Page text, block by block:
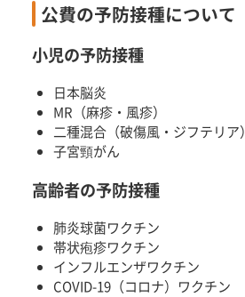
公費の予防接種について
小児の予防接種
日本脳炎
MR（麻疹・風疹）
二種混合（破傷風・ジフテリア）
子宮頸がん
高齢者の予防接種
肺炎球菌ワクチン
帯状疱疹ワクチン
インフルエンザワクチン
COVID-19（コロナ）ワクチン